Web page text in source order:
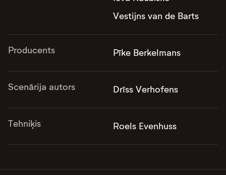
Vestijns van de Barts
Producents Pīke Berkelmans
Scenārija autors Drīss Verhofens
Tehniķis Roels Evenhuss